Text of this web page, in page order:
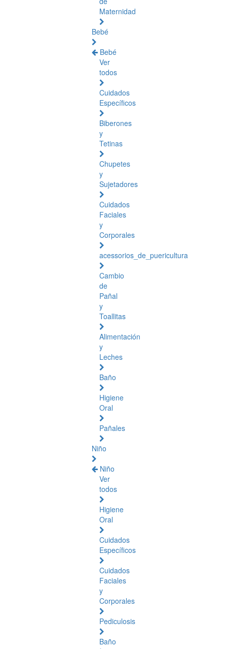
Maternidad
Bebé
Bebé
Ver
todos
Cuidados
Específicos
Biberones
y
Tetinas
Chupetes
y
Sujetadores
Cuidados
Faciales
y
Corporales
acessorios_de_puericultura
Cambio
de
Pañal
y
Toallitas
Alimentación
y
Leches
Baño
Higiene
Oral
Pañales
Niño
Niño
Ver
todos
Higiene
Oral
Cuidados
Específicos
Cuidados
Faciales
y
Corporales
Pediculosis
Baño